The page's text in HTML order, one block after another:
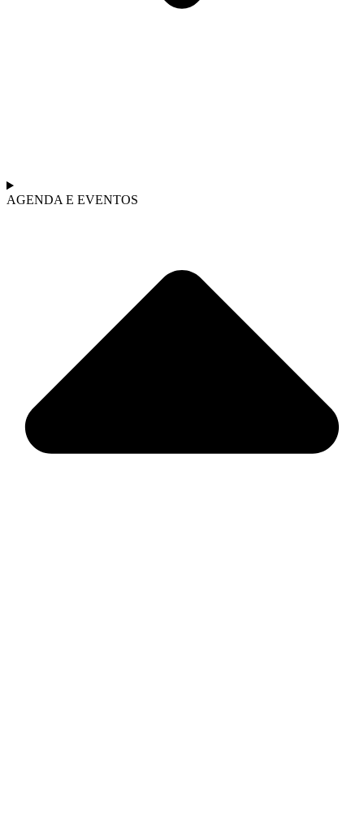
AGENDA E EVENTOS